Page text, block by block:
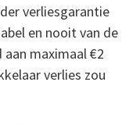
verliesgarantie
en nooit van de
maximaal €2
verlies zou